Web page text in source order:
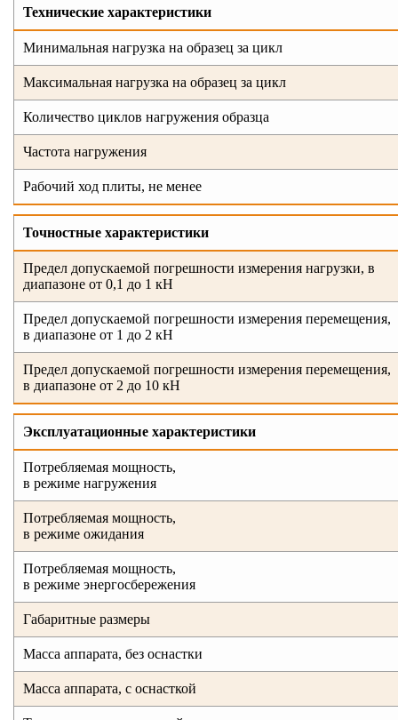
Технические характеристики
Минимальная нагрузка на образец за цикл
Максимальная нагрузка на образец за цикл
Количество циклов нагружения образца
Частота нагружения
Рабочий ход плиты, не менее
Точностные характеристики
Предел допускаемой погрешности измерения нагрузки, в
диапазоне от 0,1 до 1 кН
Предел допускаемой погрешности измерения перемещения,
в диапазоне от 1 до 2 кН
Предел допускаемой погрешности измерения перемещения,
в диапазоне от 2 до 10 кН
Эксплуатационные характеристики
Потребляемая мощность,
в режиме нагружения
Потребляемая мощность,
в режиме ожидания
Потребляемая мощность,
в режиме энергосбережения
Габаритные размеры
Масса аппарата, без оснастки
Масса аппарата, с оснасткой